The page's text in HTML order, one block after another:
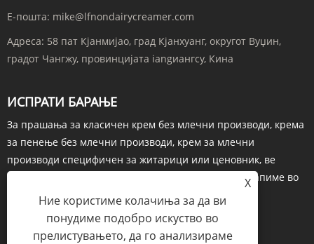
Е-пошта: mike@lfnondairycreamer.com
Адреса: 58 пат Кјанмијао, град Кјанхуанг, округот Вуџин,
градот Чангжу, провинцијата iangиангсу, Кина
ИСПРАТИ БАРАЊЕ
За прашања за класичен крем без млечни производи, крема
за пенење без млечни производи, крем за млечни
производи специфичен за житарици или ценовник, ве
молиме оставете ни ја вашата е-пошта и ние ќе стапиме во
контакт во рок од 24 часа.
ИСТРАЖУВАЈ СЕГА
X
Ние користиме колачиња за да ви
понудиме подобро искуство во
прелистувањето, да го анализираме